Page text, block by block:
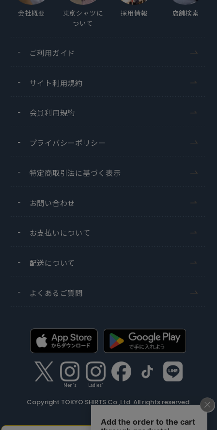
会社概要
東京シャツに
ついて
採用情報 店舗検索
ご利用ガイド
サイト利用規約
会員利用規約
プライバシーポリシー
特定商取引法に基づく表示
お問い合わせ
お支払いについて
配送について
よくあるご質問
Men's Ladies'
Copyright TOKYO SHIRTS Co.,Ltd. All rights reserved.